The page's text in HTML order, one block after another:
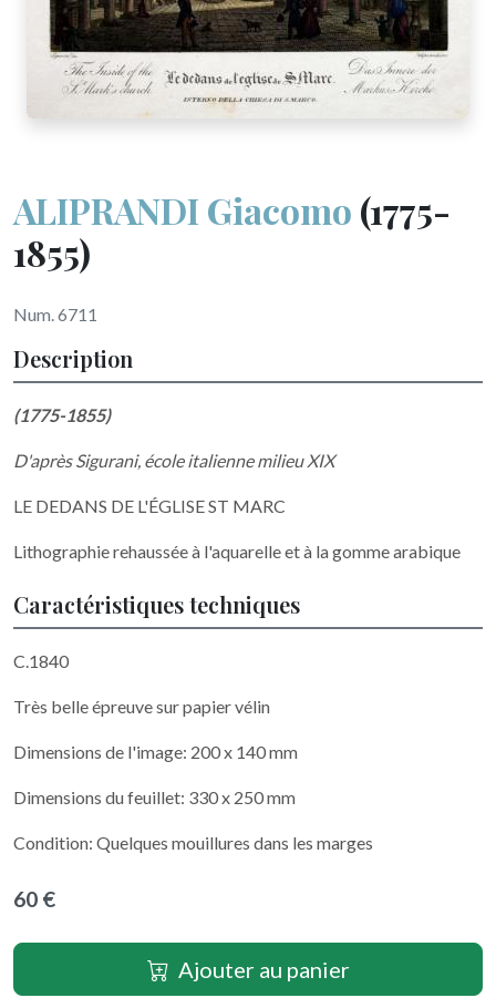
ALIPRANDI Giacomo (1775-
1855)
Num. 6711
Description
(1775-1855)
D'après Sigurani, école italienne milieu XIX
LE DEDANS DE L'ÉGLISE ST MARC
Lithographie rehaussée à l'aquarelle et à la gomme arabique
Caractéristiques techniques
C.1840
Très belle épreuve sur papier vélin
Dimensions de l'image: 200 x 140 mm
Dimensions du feuillet: 330 x 250 mm
Condition: Quelques mouillures dans les marges
60 €
Ajouter au panier